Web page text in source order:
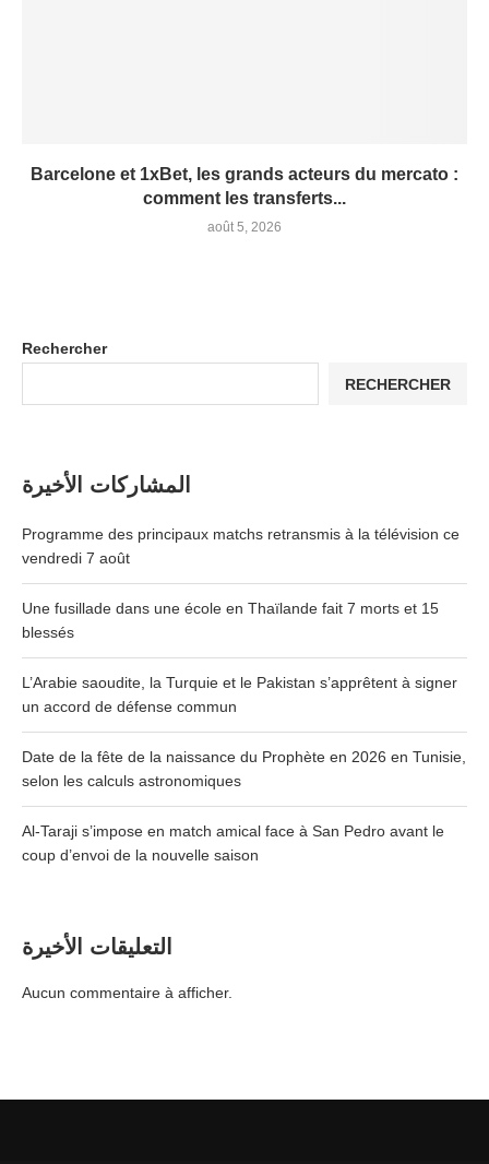
Barcelone et 1xBet, les grands acteurs du mercato :
comment les transferts...
août 5, 2026
Rechercher
RECHERCHER
المشاركات الأخيرة
Programme des principaux matchs retransmis à la télévision ce
vendredi 7 août
Une fusillade dans une école en Thaïlande fait 7 morts et 15
blessés
L’Arabie saoudite, la Turquie et le Pakistan s’apprêtent à signer
un accord de défense commun
Date de la fête de la naissance du Prophète en 2026 en Tunisie,
selon les calculs astronomiques
Al-Taraji s’impose en match amical face à San Pedro avant le
coup d’envoi de la nouvelle saison
التعليقات الأخيرة
Aucun commentaire à afficher.